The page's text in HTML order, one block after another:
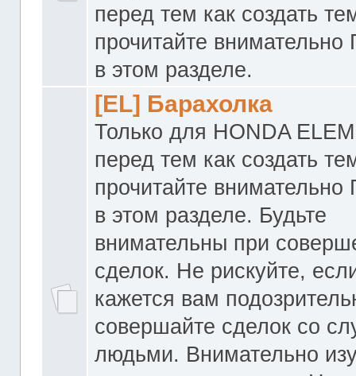
перед тем как создать
прочитайте
в этом разделе.
[EL] Барахолка
Только для HONDA
перед тем как создать
прочитайте
в этом разделе. Будьте
внимательны при
сделок. Не рискуйте,
кажется вам
совершайте сделок со
людьми. Внимательно